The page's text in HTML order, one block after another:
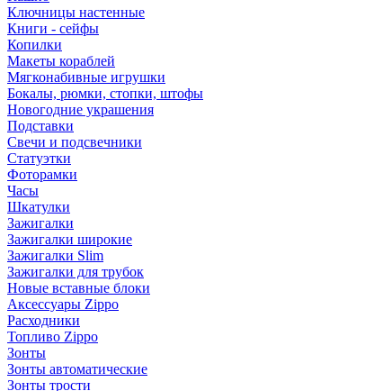
Ключницы настенные
Книги - сейфы
Копилки
Макеты кораблей
Мягконабивные игрушки
Бокалы, рюмки, стопки, штофы
Новогодние украшения
Подставки
Свечи и подсвечники
Статуэтки
Фоторамки
Часы
Шкатулки
Зажигалки
Зажигалки широкие
Зажигалки Slim
Зажигалки для трубок
Новые вставные блоки
Аксессуары Zippo
Расходники
Топливо Zippo
Зонты
Зонты автоматические
Зонты трости